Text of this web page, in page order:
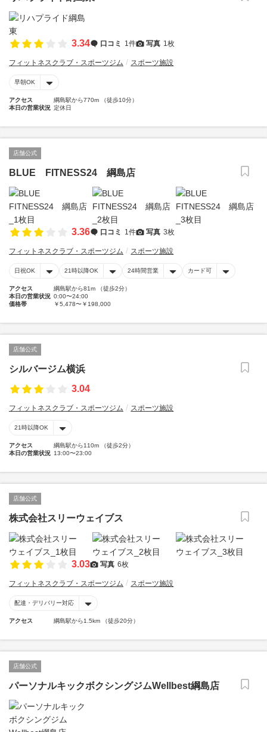
3.34 口コミ 1件 写真 1枚
フィットネスクラブ・スポーツジム スポーツ施設
早朝OK
アクセス
綱島駅から770m （徒歩10分）
本日の営業状況 定休日
店舗公式
BLUE FITNESS24 綱島店
3.36 口コミ 1件 写真 3枚
フィットネスクラブ・スポーツジム スポーツ施設
日祝OK 21時以降OK 24時間営業 カード可
アクセス
綱島駅から81m （徒歩2分）
本日の営業状況 0:00〜24:00
価格帯
￥5,478〜￥198,000
店舗公式
シルバージム横浜
3.04
フィットネスクラブ・スポーツジム スポーツ施設
21時以降OK
アクセス
綱島駅から110m （徒歩2分）
本日の営業状況 13:00〜23:00
店舗公式
株式会社スリーウェイブス
3.03 写真 6枚
フィットネスクラブ・スポーツジム スポーツ施設
配達・デリバリー対応
アクセス 綱島駅から1.5km （徒歩20分）
店舗公式
パーソナルキックボクシングジムWellbest綱島店